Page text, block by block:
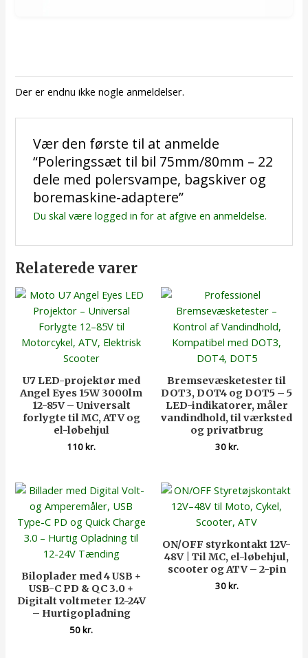
Der er endnu ikke nogle anmeldelser.
Vær den første til at anmelde
“Poleringssæt til bil 75mm/80mm – 22
dele med polersvampe, bagskiver og
boremaskine-adaptere”
Du skal være logged in for at afgive en anmeldelse.
Relaterede varer
U7 LED-projektør med
Angel Eyes 15W 3000lm
12-85V – Universalt
forlygte til MC, ATV og
el-løbehjul
110kr.
Bremsevæsketester til
DOT3, DOT4 og DOT5 – 5
LED-indikatorer, måler
vandindhold, til værksted
og privatbrug
30kr.
Biloplader med 4 USB +
USB-C PD & QC 3.0 +
Digitalt voltmeter 12-24V
– Hurtigopladning
50kr.
ON/OFF styrkontakt 12V-
48V | Til MC, el-løbehjul,
scooter og ATV – 2-pin
30kr.